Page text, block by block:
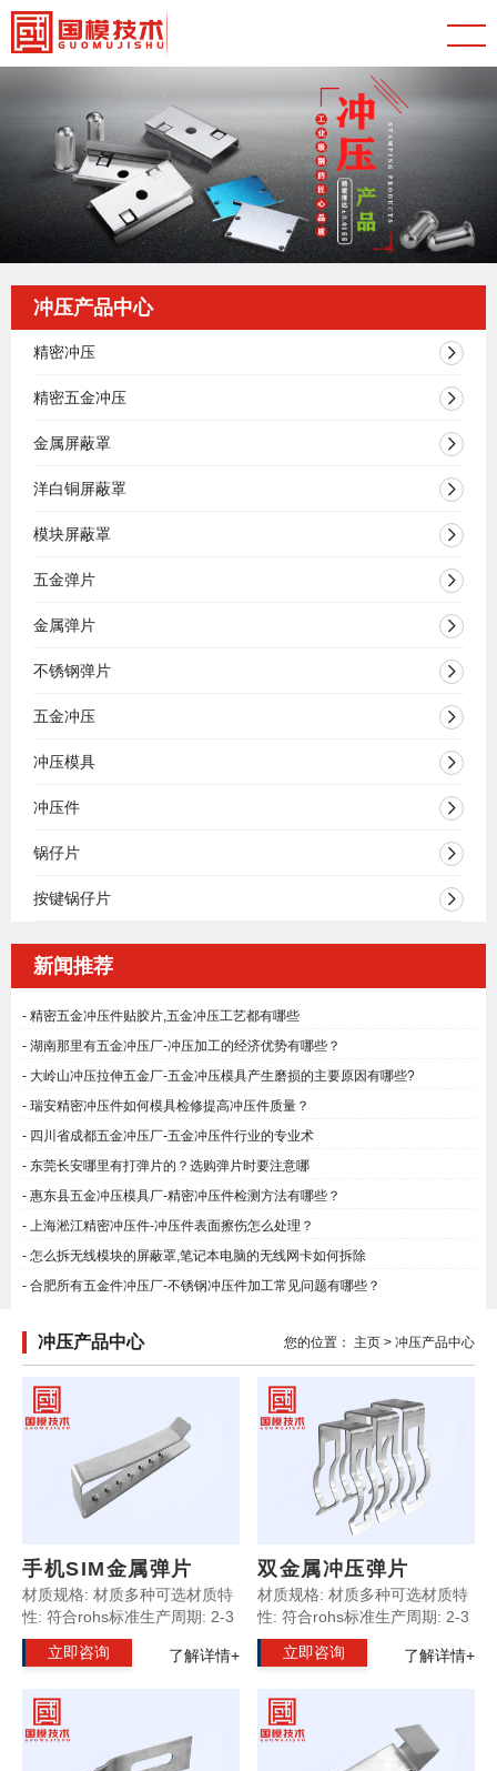
冲压产品中心
精密冲压
精密五金冲压
金属屏蔽罩
洋白铜屏蔽罩
模块屏蔽罩
五金弹片
金属弹片
不锈钢弹片
五金冲压
冲压模具
冲压件
锅仔片
按键锅仔片
新闻推荐
精密五金冲压件贴胶片,五金冲压工艺都有哪些
湖南那里有五金冲压厂-冲压加工的经济优势有哪些？
大岭山冲压拉伸五金厂-五金冲压模具产生磨损的主要原因有哪些?
瑞安精密冲压件如何模具检修提高冲压件质量？
四川省成都五金冲压厂-五金冲压件行业的专业术
东莞长安哪里有打弹片的？选购弹片时要注意哪
惠东县五金冲压模具厂-精密冲压件检测方法有哪些？
上海淞江精密冲压件-冲压件表面擦伤怎么处理？
怎么拆无线模块的屏蔽罩,笔记本电脑的无线网卡如何拆除
合肥所有五金件冲压厂-不锈钢冲压件加工常见问题有哪些？
冲压产品中心 您的位置： 主页 > 冲压产品中心
手机SIM金属弹片
材质规格: 材质多种可选材质特
性: 符合rohs标准生产周期: 2-3
天产品优势: 外观精致光滑产品
规格: 按照客户要求定制温馨提
立即咨询 了解详情+
双金属冲压弹片
材质规格: 材质多种可选材质特
性: 符合rohs标准生产周期: 2-3
天产品优势: 外观精致光滑产品
规格: 按照客户要求定制温馨提
立即咨询 了解详情+